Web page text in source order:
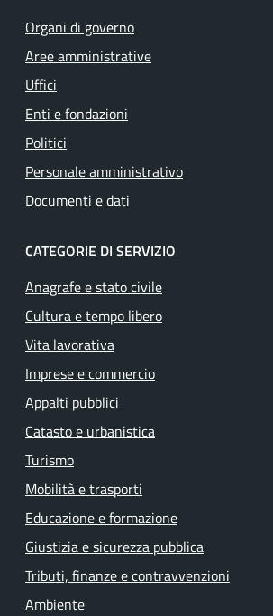
Organi di governo
Aree amministrative
Uffici
Enti e fondazioni
Politici
Personale amministrativo
Documenti e dati
CATEGORIE DI SERVIZIO
Anagrafe e stato civile
Cultura e tempo libero
Vita lavorativa
Imprese e commercio
Appalti pubblici
Catasto e urbanistica
Turismo
Mobilità e trasporti
Educazione e formazione
Giustizia e sicurezza pubblica
Tributi, finanze e contravvenzioni
Ambiente